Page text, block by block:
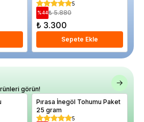
5
%44₺ 5.880
₺ 3.300
Sepete Ekle
görün!
Pırasa İnegöl Tohumu Paket
25 gram
5